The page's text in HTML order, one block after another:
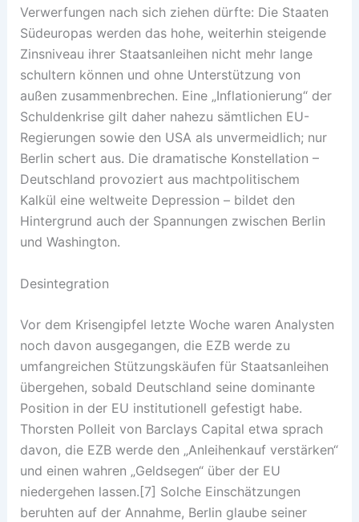
Verwerfungen nach sich ziehen dürfte: Die Staaten
Südeuropas werden das hohe, weiterhin steigende
Zinsniveau ihrer Staatsanleihen nicht mehr lange
schultern können und ohne Unterstützung von
außen zusammenbrechen. Eine „Inflationierung“ der
Schuldenkrise gilt daher nahezu sämtlichen EU-
Regierungen sowie den USA als unvermeidlich; nur
Berlin schert aus. Die dramatische Konstellation –
Deutschland provoziert aus machtpolitischem
Kalkül eine weltweite Depression – bildet den
Hintergrund auch der Spannungen zwischen Berlin
und Washington.
Desintegration
Vor dem Krisengipfel letzte Woche waren Analysten
noch davon ausgegangen, die EZB werde zu
umfangreichen Stützungskäufen für Staatsanleihen
übergehen, sobald Deutschland seine dominante
Position in der EU institutionell gefestigt habe.
Thorsten Polleit von Barclays Capital etwa sprach
davon, die EZB werde den „Anleihenkauf verstärken“
und einen wahren „Geldsegen“ über der EU
niedergehen lassen.[7] Solche Einschätzungen
beruhten auf der Annahme, Berlin glaube seiner